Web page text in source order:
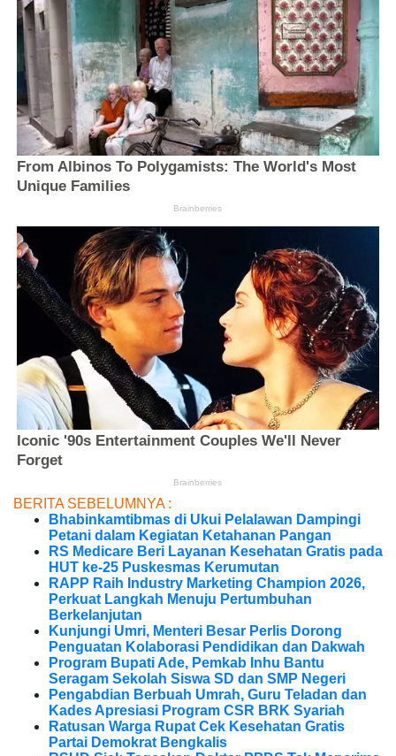
BERITA SEBELUMNYA :
Bhabinkamtibmas di Ukui Pelalawan Dampingi
Petani dalam Kegiatan Ketahanan Pangan
RS Medicare Beri Layanan Kesehatan Gratis pada
HUT ke-25 Puskesmas Kerumutan
RAPP Raih Industry Marketing Champion 2026,
Perkuat Langkah Menuju Pertumbuhan
Berkelanjutan
Kunjungi Umri, Menteri Besar Perlis Dorong
Penguatan Kolaborasi Pendidikan dan Dakwah
Program Bupati Ade, Pemkab Inhu Bantu
Seragam Sekolah Siswa SD dan SMP Negeri
Pengabdian Berbuah Umrah, Guru Teladan dan
Kades Apresiasi Program CSR BRK Syariah
Ratusan Warga Rupat Cek Kesehatan Gratis
Partai Demokrat Bengkalis